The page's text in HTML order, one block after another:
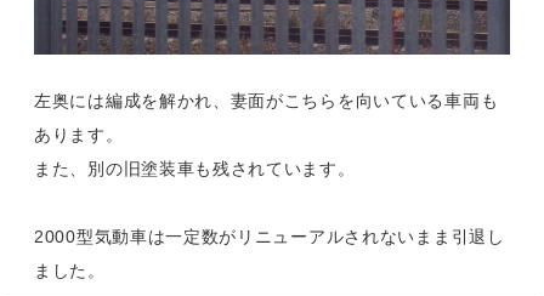
左奥には編成を解かれ、妻面がこちらを向いている車両も
あります。
また、別の旧塗装車も残されています。
2000型気動車は一定数がリニューアルされないまま引退し
ました。